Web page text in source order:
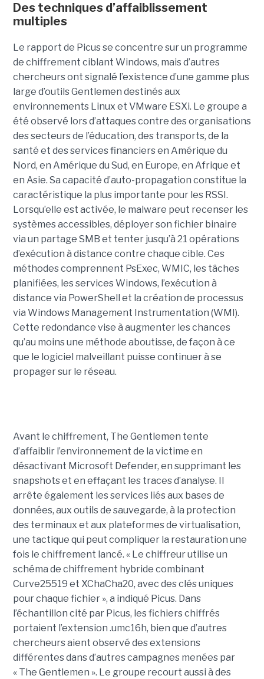
Des techniques d’affaiblissement
multiples
Le rapport de Picus se concentre sur un programme
de chiffrement ciblant Windows, mais d’autres
chercheurs ont signalé l’existence d’une gamme plus
large d’outils Gentlemen destinés aux
environnements Linux et VMware ESXi. Le groupe a
été observé lors d’attaques contre des organisations
des secteurs de l’éducation, des transports, de la
santé et des services financiers en Amérique du
Nord, en Amérique du Sud, en Europe, en Afrique et
en Asie. Sa capacité d’auto-propagation constitue la
caractéristique la plus importante pour les RSSI.
Lorsqu’elle est activée, le malware peut recenser les
systèmes accessibles, déployer son fichier binaire
via un partage SMB et tenter jusqu’à 21 opérations
d’exécution à distance contre chaque cible. Ces
méthodes comprennent PsExec, WMIC, les tâches
planifiées, les services Windows, l’exécution à
distance via PowerShell et la création de processus
via Windows Management Instrumentation (WMI).
Cette redondance vise à augmenter les chances
qu’au moins une méthode aboutisse, de façon à ce
que le logiciel malveillant puisse continuer à se
propager sur le réseau.
Avant le chiffrement, The Gentlemen tente
d’affaiblir l’environnement de la victime en
désactivant Microsoft Defender, en supprimant les
snapshots et en effaçant les traces d’analyse. Il
arrête également les services liés aux bases de
données, aux outils de sauvegarde, à la protection
des terminaux et aux plateformes de virtualisation,
une tactique qui peut compliquer la restauration une
fois le chiffrement lancé. « Le chiffreur utilise un
schéma de chiffrement hybride combinant
Curve25519 et XChaCha20, avec des clés uniques
pour chaque fichier », a indiqué Picus. Dans
l’échantillon cité par Picus, les fichiers chiffrés
portaient l’extension .umc16h, bien que d’autres
chercheurs aient observé des extensions
différentes dans d’autres campagnes menées par
« The Gentlemen ». Le groupe recourt aussi à des